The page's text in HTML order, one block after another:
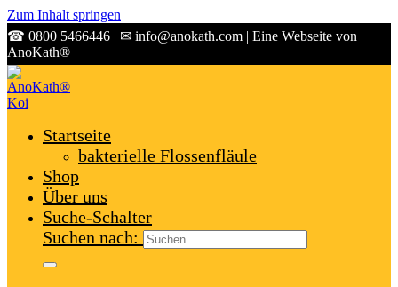
Zum Inhalt springen
☎ 0800 5466446 | ✉ info@anokath.com | Eine Webseite von
AnoKath®
Startseite
bakterielle Flossenfläule
Shop
Über uns
Suche-Schalter
Suchen nach: